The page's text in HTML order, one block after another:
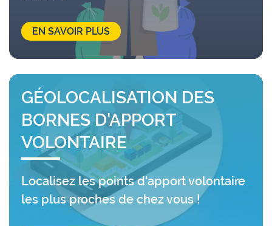
EN SAVOIR PLUS
GÉOLOCALISATION DES
BORNES D'APPORT
VOLONTAIRE
Localisez les points d'apport volontaire
les plus proches de chez vous !